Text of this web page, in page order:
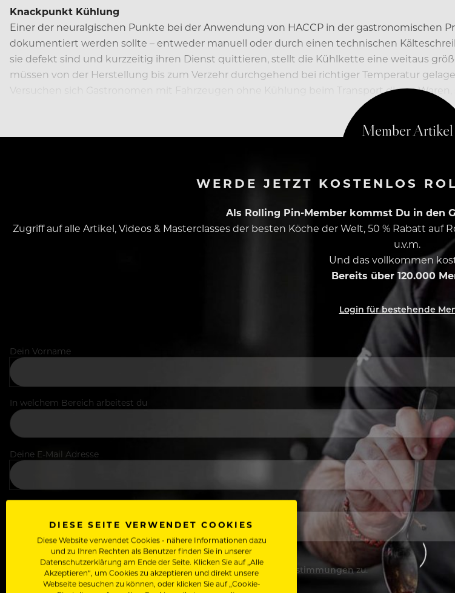
Knackpunkt Kühlung
Einer der neuralgischen Punkte bei der Anwendung von HACCP in der gastronomischen
dokumentiert werden sollte – entweder manuell oder durch einen technischen
sie defekt sind und kurzzeitig ihren Dienst quittieren, stellt die Kühlkette eine weitaus
müssen von der Herstellung bis zum Verzehr durchgehend bei richtiger Temperatur
Versuchen sich Gastronomen mit Fahrzeugen ohne Kühlung beim Transport dieser Waren,
WERDE JETZT KOSTENLOS
Als Rolling Pin-Member kommst Du in den
Zugriff auf alle Artikel, Videos & Masterclasses der besten Köche der Welt, 50 % Rabatt
u.v.m.
Und das vollkommen
Bereits über 120.000
Login für bestehende
Dein Vorname
In welchem Bereich arbeitest du
Deine E-Mail Adresse
Ich stimme denNutzungsbedingungenundDatenschutzbestimmungenzu.
DIESE SEITE VERWENDET COOKIES
Diese Website verwendet Cookies - nähere Informationen dazu
und zu Ihren Rechten als Benutzer finden Sie in unserer
Datenschutzerklärung am Ende der Seite. Klicken Sie auf „Alle
Akzeptieren“, um Cookies zu akzeptieren und direkt unsere
Webseite besuchen zu können, oder klicken Sie auf „Cookie-